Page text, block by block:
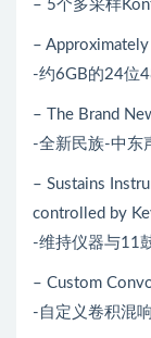
– 5个多采样
–
-约6GB的24位
– The Brand
-全新民族-中东
– Sustains
controlled by
-维持仪器与11
– Custom
-自定义卷积混响